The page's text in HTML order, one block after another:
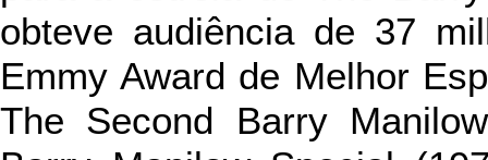
obteve audiência de 37
Emmy Award de Melhor
The Second Barry